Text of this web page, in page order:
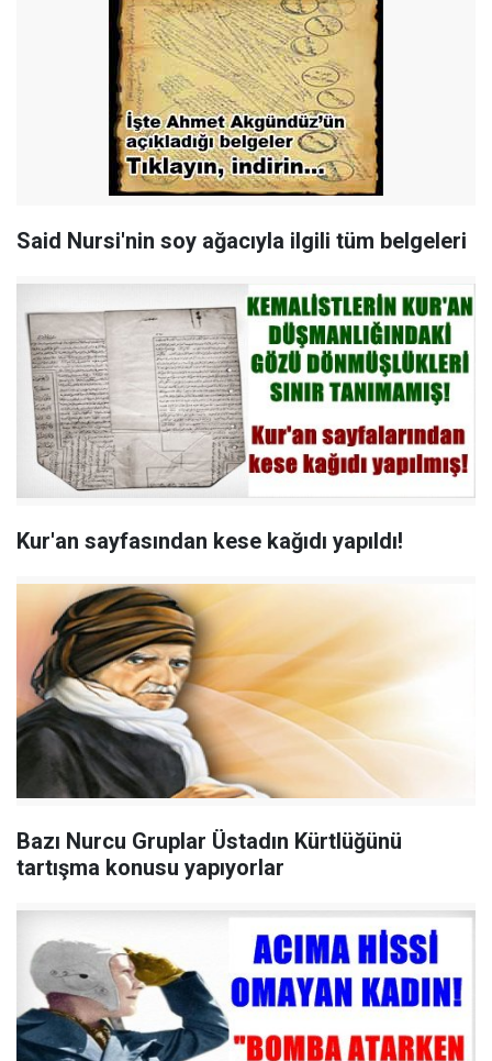
Said Nursi'nin soy ağacıyla ilgili tüm belgeleri
Kur'an sayfasından kese kağıdı yapıldı!
Bazı Nurcu Gruplar Üstadın Kürtlüğünü
tartışma konusu yapıyorlar